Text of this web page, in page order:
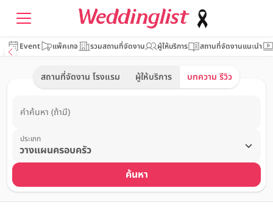
Event แพ็คเกจ รวมสถานที่จัดงาน ผู้ให้บริการ สถานที่จัดงานแนะนำ
สถานที่จัดงาน โรงแรม ผู้ให้บริการ บทความ รีวิว
คำค้นหา (ถ้ามี)
ประเภท
ค้นหา